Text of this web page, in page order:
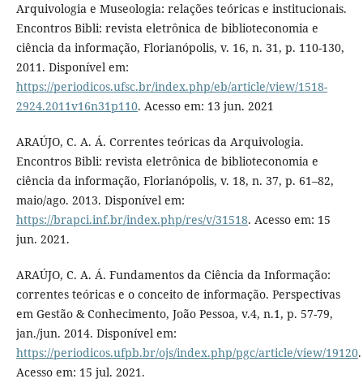
Arquivologia e Museologia: relações teóricas e institucionais.
Encontros Bibli: revista eletrônica de biblioteconomia e
ciência da informação, Florianópolis, v. 16, n. 31, p. 110-130,
2011. Disponível em:
https://periodicos.ufsc.br/index.php/eb/article/view/1518-
2924.2011v16n31p110. Acesso em: 13 jun. 2021
ARAÚJO, C. A. Á. Correntes teóricas da Arquivologia.
Encontros Bibli: revista eletrônica de biblioteconomia e
ciência da informação, Florianópolis, v. 18, n. 37, p. 61–82,
maio/ago. 2013. Disponível em:
https://brapci.inf.br/index.php/res/v/31518. Acesso em: 15
jun. 2021.
ARAÚJO, C. A. Á. Fundamentos da Ciência da Informação:
correntes teóricas e o conceito de informação. Perspectivas
em Gestão & Conhecimento, João Pessoa, v.4, n.1, p. 57-79,
jan./jun. 2014. Disponível em:
https://periodicos.ufpb.br/ojs/index.php/pgc/article/view/19120.
Acesso em: 15 jul. 2021.